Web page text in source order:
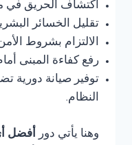
اكتشاف الحريق في
تقليل الخسائر
الالتزام بشروط
رفع كفاءة المبنى
توفير صيانة دورية
النظام.
وهنا يأتي دور أفضل